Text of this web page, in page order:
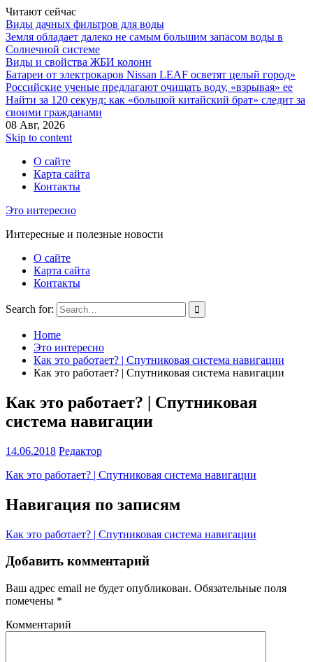
Читают сейчас
Виды дачных фильтров для воды
Земля обладает далеко не самым большим запасом воды в
Солнечной системе
Виды и свойства ЖБИ колонн
Батареи от электрокаров Nissan LEAF осветят целый город»
Российские ученые предлагают очищать воду, «взрывая» ее
Найти за 120 секунд: как «большой китайский брат» следит за
своими гражданами
08 Авг, 2026
Skip to content
О сайте
Карта сайта
Контакты
Это интересно
Интересные и полезные новости
О сайте
Карта сайта
Контакты
Search for:
Home
Это интересно
Как это работает? | Спутниковая система навигации
Как это работает? | Спутниковая система навигации
Как это работает? | Спутниковая
система навигации
14.06.2018 Редактор
Как это работает? | Спутниковая система навигации
Навигация по записям
Как это работает? | Спутниковая система навигации
Добавить комментарий
Ваш адрес email не будет опубликован. Обязательные поля
помечены *
Комментарий